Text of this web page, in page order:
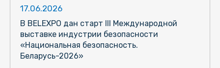
17.06.2026
В BELEXPO дан старт III Международной
выставке индустрии безопасности
«Национальная безопасность.
Беларусь-2026»